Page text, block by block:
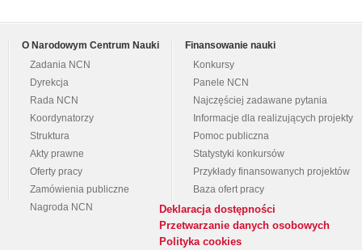
O Narodowym Centrum Nauki
Zadania NCN
Dyrekcja
Rada NCN
Koordynatorzy
Struktura
Akty prawne
Oferty pracy
Zamówienia publiczne
Nagroda NCN
Finansowanie nauki
Konkursy
Panele NCN
Najczęściej zadawane pytania
Informacje dla realizujących projekty
Pomoc publiczna
Statystyki konkursów
Przykłady finansowanych projektów
Baza ofert pracy
Deklaracja dostępności
Przetwarzanie danych osobowych
Polityka cookies